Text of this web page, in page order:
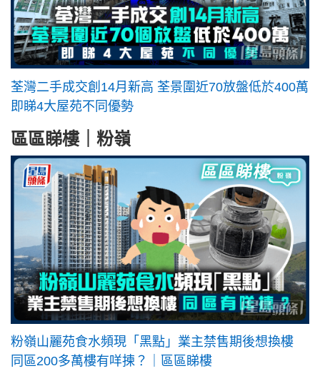
荃灣二手成交創14月新高 荃景圍近70放盤低於400萬
即睇4大屋苑不同優勢
區區睇樓｜粉嶺
粉嶺山麗苑食水頻現「黑點」業主禁售期後想換樓
同區200多萬樓有咩揀？｜區區睇樓